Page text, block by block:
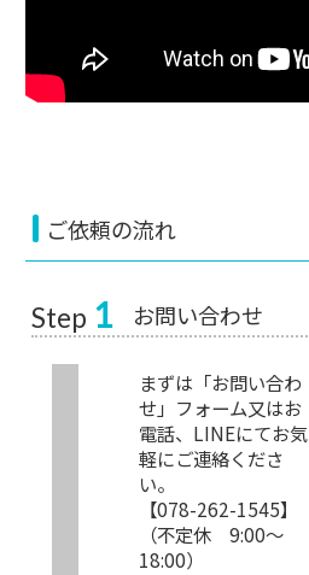
ご依頼の流れ
Step 1 お問い合わせ
まずは「お問い合わ
せ」フォーム又はお
電話、LINEにてお気
軽にご連絡くださ
い。
【078-262-1545】
（不定休 9:00～
18:00）